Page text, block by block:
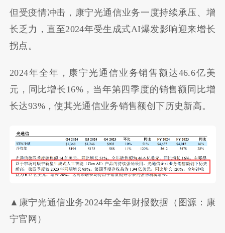
但受疫情冲击，康宁光通信业务一度持续承压、增
长乏力，直至2024年受生成式AI爆发影响迎来增长
拐点。
2024年全年，康宁光通信业务销售额达46.6亿美
元，同比增长16%，当年第四季度的销售额同比增
长达93%，使其光通信业务销售额创下历史新高。
▲康宁光通信业务2024年全年财报数据（图源：康
宁官网）